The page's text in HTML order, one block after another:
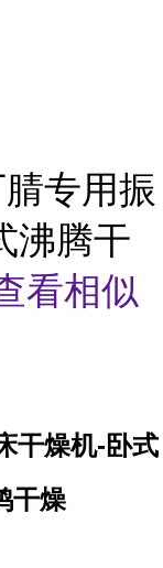
专用振
沸腾干
看相似
干燥机-卧式
干燥